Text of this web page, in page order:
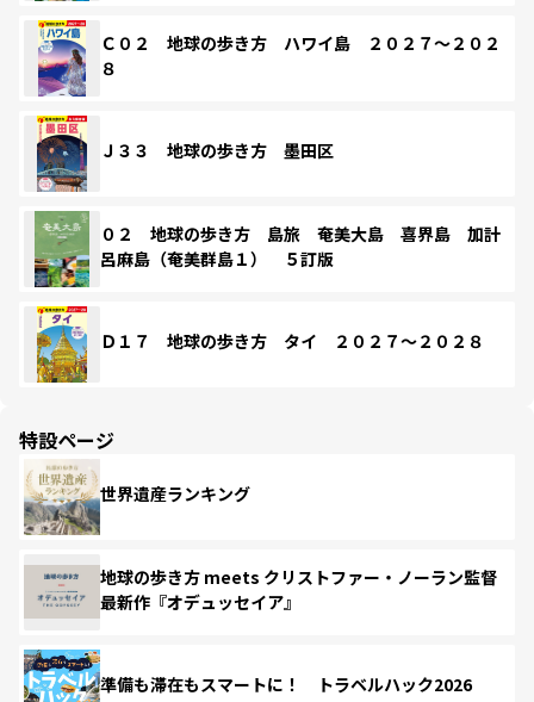
Ｃ０２ 地球の歩き方 ハワイ島 ２０２７～２０２
８
Ｊ３３ 地球の歩き方 墨田区
０２ 地球の歩き方 島旅 奄美大島 喜界島 加計
呂麻島（奄美群島１） ５訂版
Ｄ１７ 地球の歩き方 タイ ２０２７～２０２８
特設ページ
世界遺産ランキング
地球の歩き方 meets クリストファー・ノーラン監督
最新作『オデュッセイア』
準備も滞在もスマートに！ トラベルハック2026